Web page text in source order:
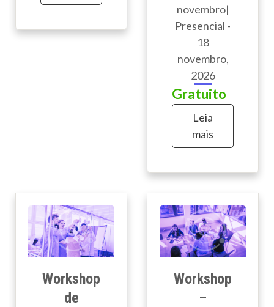
novembro|
Presencial -
18
novembro,
2026
Gratuito
Leia
mais
Workshop
de
Workshop
–